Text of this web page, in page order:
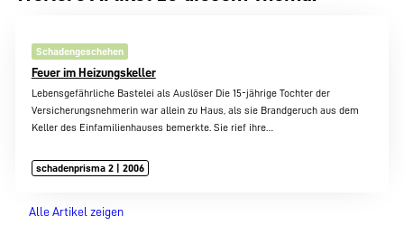
Schadengeschehen
Feuer im Heizungskeller
Lebensgefährliche Bastelei als Auslöser Die 15-jährige Tochter der
Versicherungsnehmerin war allein zu Haus, als sie Brandgeruch aus dem
Keller des Einfamilienhauses bemerkte. Sie rief ihre…
schadenprisma 2 | 2006
Alle Artikel zeigen